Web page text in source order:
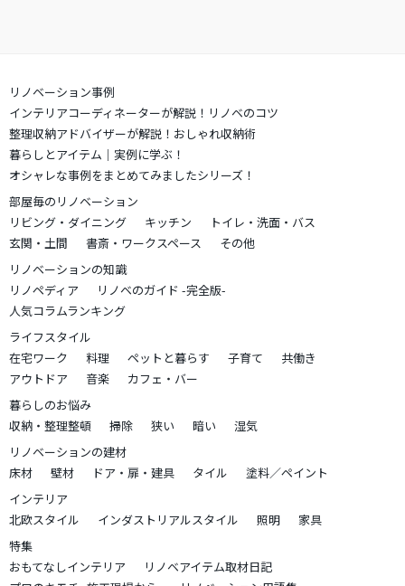
リノベーション事例
インテリアコーディネーターが解説！リノベのコツ
整理収納アドバイザーが解説！おしゃれ収納術
暮らしとアイテム｜実例に学ぶ！
オシャレな事例をまとめてみましたシリーズ！
部屋毎のリノベーション
リビング・ダイニング
キッチン
トイレ・洗面・バス
玄関・土間
書斎・ワークスペース
その他
リノベーションの知識
リノペディア
リノベのガイド -完全版-
人気コラムランキング
ライフスタイル
在宅ワーク
料理 ペットと暮らす 子育て
共働き
アウトドア
音楽
カフェ・バー
暮らしのお悩み
収納・整理整頓
掃除 狭い 暗い
湿気
リノベーションの建材
床材
壁材 ドア・扉・建具 タイル
塗料／ペイント
インテリア
北欧スタイル
インダストリアルスタイル 照明
家具
特集
おもてなしインテリア
リノベアイテム取材日記